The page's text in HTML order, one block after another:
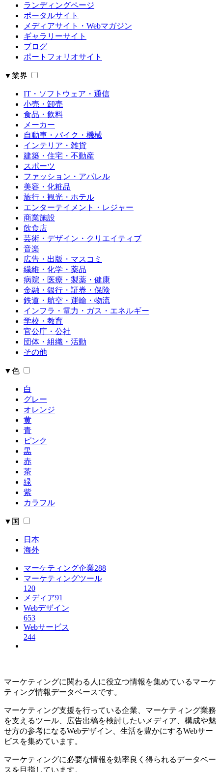
ランディングページ
ポータルサイト
メディアサイト・Webマガジン
ギャラリーサイト
ブログ
ポートフォリオサイト
▼業界
IT・ソフトウェア・通信
小売・卸売
食品・飲料
メーカー
自動車・バイク・機械
インテリア・雑貨
建築・住宅・不動産
スポーツ
ファッション・アパレル
美容・化粧品
旅行・観光・ホテル
エンターテイメント・レジャー
商業施設
飲食店
芸術・デザイン・クリエイティブ
音楽
広告・出版・マスコミ
繊維・化学・薬品
病院・医療・製薬・健康
金融・銀行・証券・保険
鉄道・航空・運輸・物流
インフラ・電力・ガス・エネルギー
学校・教育
官公庁・公社
団体・組織・活動
その他
▼色
白
グレー
オレンジ
黄
青
ピンク
黒
赤
茶
緑
紫
カラフル
▼国
日本
海外
マーケティング企業288
マーケティングツール
120
メディア91
Webデザイン
653
Webサービス
244
マーケティングに関わる人に役立つ情報を集めているマーケ
ティング情報データベースです。
マーケティング支援を行っている企業、マーケティング業務
を支えるツール、広告出稿を検討したいメディア、構成や魅
せ方の参考になるWebデザイン、生活を豊かにするWebサー
ビスを集めています。
マーケティングに必要な情報を効率良く得られるデータベー
スを目指しています。